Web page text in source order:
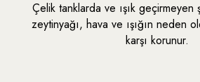
Miktar
2 lt
Çelik tanklarda ve ışık geçirmeyen
zeytinyağı, hava ve ışığın neden
karşı korunur.